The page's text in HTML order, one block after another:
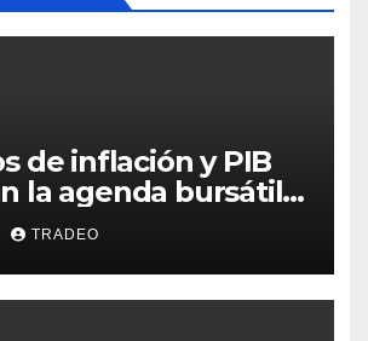
de inflación y PIB
la agenda bursátil
semana
TRADEO